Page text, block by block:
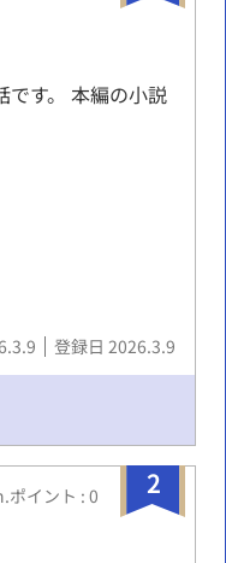
です。 本編の小説
登録日 2026.3.9
2
ポイント : 0